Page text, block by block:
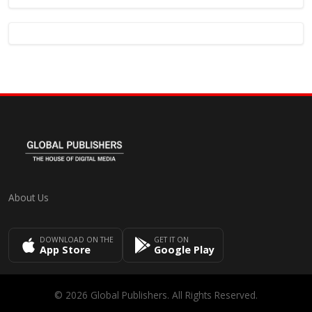
About Us
DOWNLOAD ON THE
App Store
GET IT ON
Google Play
© 2026 Global Publishers. All Rights Reserved.